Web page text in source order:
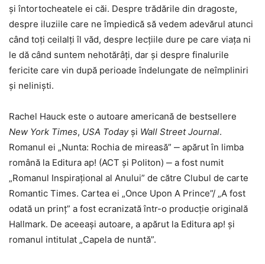
și întortocheatele ei căi. Despre trădările din dragoste,
despre iluziile care ne împiedică să vedem adevărul atunci
când toți ceilalți îl văd, despre lecțiile dure pe care viața ni
le dă când suntem nehotărâți, dar și despre finalurile
fericite care vin după perioade îndelungate de neîmpliniri
și neliniști.
Rachel Hauck este o autoare americană de bestsellere
New York Times, USA Todayși Wall Street Journal.
Romanul ei „Nunta: Rochia de mireasă” ‒ apărut în limba
română la Editura ap! (ACT și Politon) ‒ a fost numit
„Romanul Inspirațional al Anului” de către Clubul de carte
Romantic Times. Cartea ei „Once Upon A Prince”/ „A fost
odată un prinț” a fost ecranizată într-o producție originală
Hallmark. De aceeași autoare, a apărut la Editura ap! și
romanul intitulat „Capela de nuntă”.